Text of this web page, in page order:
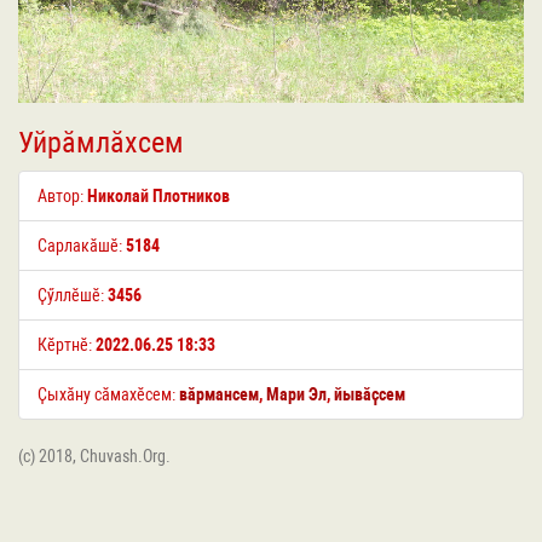
Уйрӑмлӑхсем
Автор: Николай Плотников
Сарлакӑшӗ:5184
Ҫӳллӗшӗ:3456
Кӗртнӗ:2022.06.25 18:33
Ҫыхӑну сӑмахӗсем:вӑрмансем, Мари Эл,йывӑҫсем
(c) 2018, Chuvash.Org.